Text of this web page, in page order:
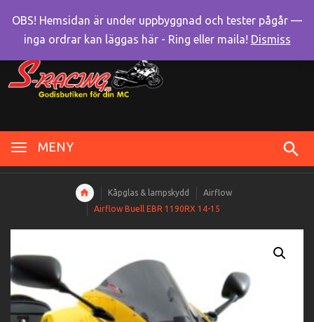
MENY
Kåpglas & lampskydd
Airflow
Airflow Buell EBR 1190RX 14-15
OBS! Hemsidan är under uppbyggnad och tester pågår —
inga ordrar kan läggas här - Ring eller maila! Dismiss